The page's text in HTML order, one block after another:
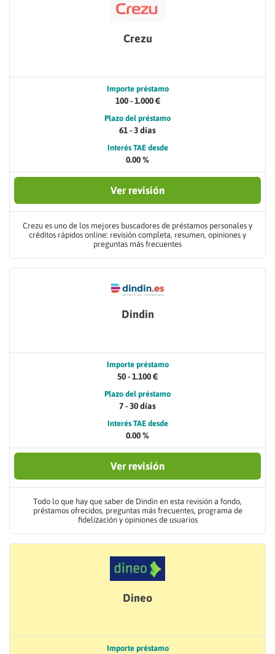
Crezu
Importe préstamo
100 - 1.000 €
Plazo del préstamo
61 - 3 días
Interés TAE desde
0.00 %
Ver revisión
Crezu es uno de los mejores buscadores de préstamos personales y
créditos rápidos online: revisión completa, resumen, opiniones y
preguntas más frecuentes
Dindin
Importe préstamo
50 - 1.100 €
Plazo del préstamo
7 - 30 días
Interés TAE desde
0.00 %
Ver revisión
Todo lo que hay que saber de Dindin en esta revisión a fondo,
préstamos ofrecidos, preguntas más frecuentes, programa de
fidelización y opiniones de usuarios
Dineo
Importe préstamo